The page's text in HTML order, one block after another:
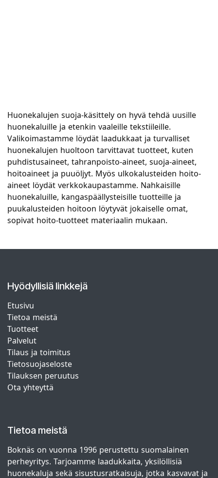
Huonekalujen suoja-käsittely on hyvä tehdä uusille
huonekaluille ja etenkin vaaleille tekstiileille.
Valikoimastamme löydät laadukkaat ja turvalliset
huonekalujen huoltoon tarvittavat tuotteet, kuten
puhdistusaineet, tahranpoisto-aineet, suoja-aineet,
hoitoaineet ja puuöljyt. Myös ulkokalusteiden hoito-
aineet löydät verkkokaupastamme. Nahkaisille
huonekaluille, kangaspäällysteisille tuotteille ja
puukalusteiden hoitoon löytyvät jokaiselle omat,
sopivat hoito-tuotteet materiaalin mukaan.
Hyödyllisiä linkkejä
Etusivu
Tietoa meistä
Tuotteet
Palvelut
Tilaus ja toimitus
Tietosuojaseloste
Tilauksen peruutus
Ota yhteyttä
Tietoa meistä
Boknäs on vuonna 1996 perustettu suomalainen
perheyritys. Tarjoamme laadukkaita, yksilöllisiä
huonekaluja sekä sisustusratkaisuja, jotka kasvavat ja